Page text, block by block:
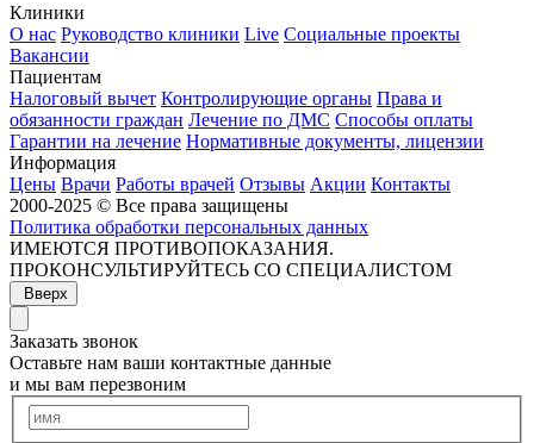
Клиники
О нас Руководство клиники Live Социальные проекты
Вакансии
Пациентам
Налоговый вычет Контролирующие органы Права и
обязанности граждан Лечение по ДМС Способы оплаты
Гарантии на лечение Нормативные документы, лицензии
Информация
Цены Врачи Работы врачей Отзывы Акции Контакты
2000-2025 © Все права защищены
Политика обработки персональных данных
ИМЕЮТСЯ ПРОТИВОПОКАЗАНИЯ.
ПРОКОНСУЛЬТИРУЙТЕСЬ СО СПЕЦИАЛИСТОМ
Вверх
Заказать звонок
Оставьте нам ваши контактные данные
и мы вам перезвоним